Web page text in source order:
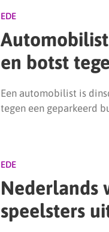
EDE
en botst
Een automobilist is
tegen een geparkeerd
EDE
Nederlands
speelsters